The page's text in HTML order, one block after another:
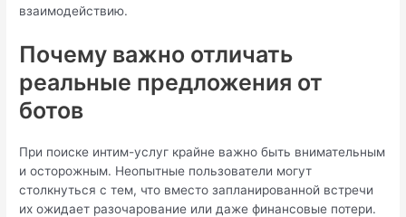
взаимодействию.
Почему важно отличать
реальные предложения от
ботов
При поиске интим-услуг крайне важно быть внимательным
и осторожным. Неопытные пользователи могут
столкнуться с тем, что вместо запланированной встречи
их ожидает разочарование или даже финансовые потери.